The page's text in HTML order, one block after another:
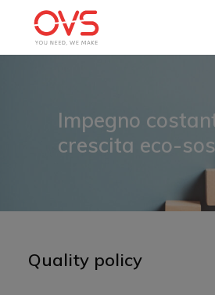
Impegno
crescita eco-
Quality policy